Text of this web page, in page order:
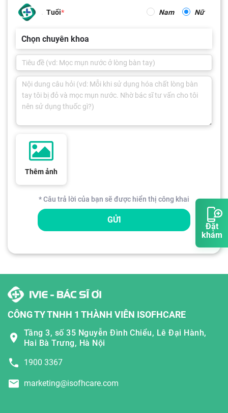
Đặt
khám
Tuổi Nam Nữ
Chọn chuyên khoa
Thêm ảnh
* Câu trả lời của bạn sẽ được hiển thị công khai
GỬI
CÔNG TY TNHH 1 THÀNH VIÊN ISOFHCARE
Tầng 3, số 35 Nguyễn Đình Chiểu, Lê Đại Hành,
Hai Bà Trưng, Hà Nội
1900 3367
marketing@isofhcare.com